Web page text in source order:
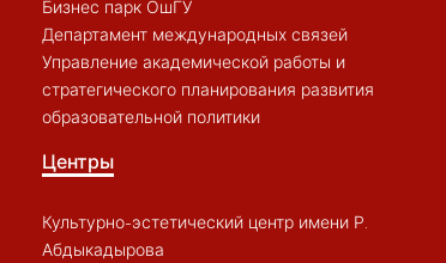
Бизнес парк ОшГУ
Департамент международных связей
Управление академической работы и
стратегического планирования развития
образовательной политики
Центры
Культурно-эстетический центр имени Р.
Абдыкадырова